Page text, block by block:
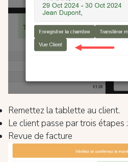
Remettez la tablette au client.
Le client passe par trois étapes :
Revue de facture